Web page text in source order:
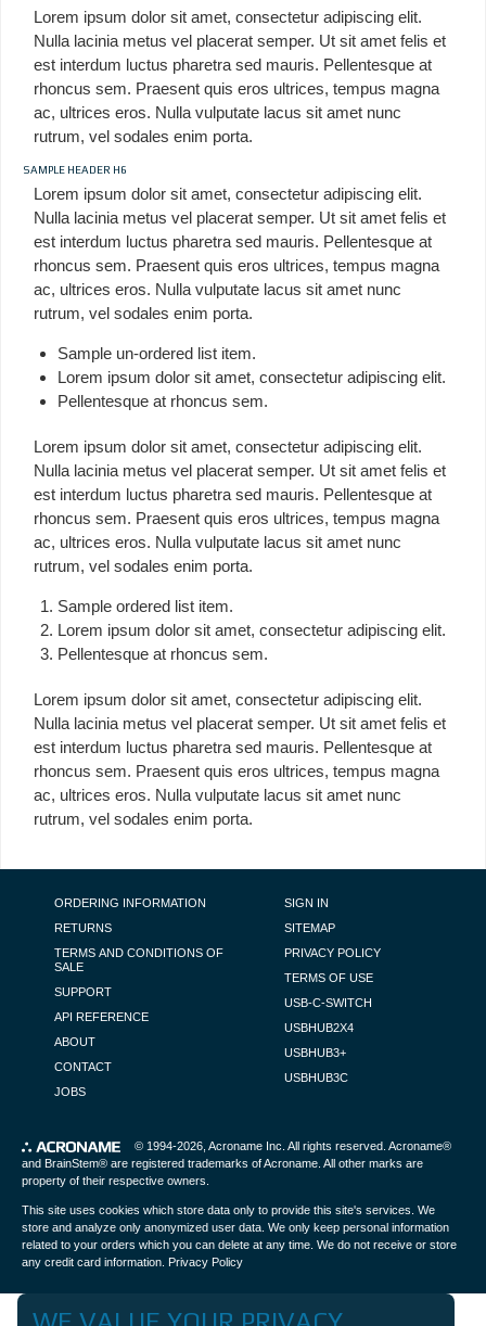
Lorem ipsum dolor sit amet, consectetur adipiscing elit.
Nulla lacinia metus vel placerat semper. Ut sit amet felis et
est interdum luctus pharetra sed mauris. Pellentesque at
rhoncus sem. Praesent quis eros ultrices, tempus magna
ac, ultrices eros. Nulla vulputate lacus sit amet nunc
rutrum, vel sodales enim porta.
SAMPLE HEADER H6
Lorem ipsum dolor sit amet, consectetur adipiscing elit.
Nulla lacinia metus vel placerat semper. Ut sit amet felis et
est interdum luctus pharetra sed mauris. Pellentesque at
rhoncus sem. Praesent quis eros ultrices, tempus magna
ac, ultrices eros. Nulla vulputate lacus sit amet nunc
rutrum, vel sodales enim porta.
Sample un-ordered list item.
Lorem ipsum dolor sit amet, consectetur adipiscing elit.
Pellentesque at rhoncus sem.
Lorem ipsum dolor sit amet, consectetur adipiscing elit.
Nulla lacinia metus vel placerat semper. Ut sit amet felis et
est interdum luctus pharetra sed mauris. Pellentesque at
rhoncus sem. Praesent quis eros ultrices, tempus magna
ac, ultrices eros. Nulla vulputate lacus sit amet nunc
rutrum, vel sodales enim porta.
Sample ordered list item.
Lorem ipsum dolor sit amet, consectetur adipiscing elit.
Pellentesque at rhoncus sem.
Lorem ipsum dolor sit amet, consectetur adipiscing elit.
Nulla lacinia metus vel placerat semper. Ut sit amet felis et
est interdum luctus pharetra sed mauris. Pellentesque at
rhoncus sem. Praesent quis eros ultrices, tempus magna
ac, ultrices eros. Nulla vulputate lacus sit amet nunc
rutrum, vel sodales enim porta.
FOOTER NAVIGATION
ORDERING INFORMATION
RETURNS
TERMS AND CONDITIONS OF
SALE
SUPPORT
API REFERENCE
ABOUT
CONTACT
JOBS
SIGN IN
SITEMAP
PRIVACY POLICY
TERMS OF USE
USB-C-SWITCH
USBHUB2X4
USBHUB3+
USBHUB3C
© 1994-2026, Acroname Inc . All rights reserved. Acroname®
and BrainStem® are registered trademarks of Acroname. All other marks are
property of their respective owners.
This site uses cookies which store data only to provide this site's services. We
store and analyze only anonymized user data. We only keep personal information
related to your orders which you can delete at any time. We do not receive or store
any credit card information. Privacy Policy